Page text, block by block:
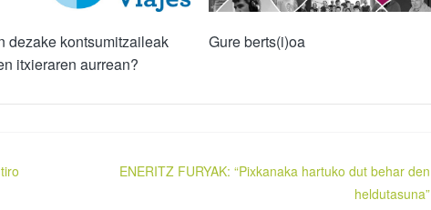
dezake kontsumitzaileak
itxieraren aurrean?
Gure berts(i)oa
ENERITZ FURYAK: “Pixkanaka hartuko dut behar den
heldutasuna”